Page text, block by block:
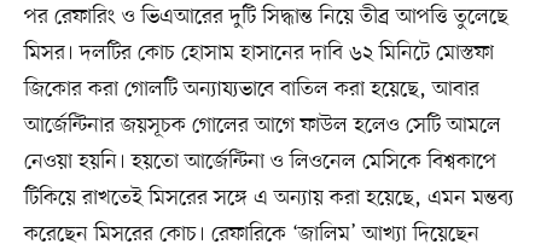
পর রেফারিং ও ভিএআরের দুটি সিদ্ধান্ত নিয়ে তীব্র আপত্তি তুলেছে
মিসর। দলটির কোচ হোসাম হাসানের দাবি ৬২ মিনিটে মোস্তফা
জিকোর করা গোলটি অন্যায্যভাবে বাতিল করা হয়েছে, আবার
আর্জেন্টিনার জয়সূচক গোলের আগে ফাউল হলেও সেটি আমলে
নেওয়া হয়নি। হয়তো আর্জেন্টিনা ও লিওনেল মেসিকে বিশ্বকাপে
টিকিয়ে রাখতেই মিসরের সঙ্গে এ অন্যায় করা হয়েছে, এমন মন্তব্য
করেছেন মিসরের কোচ। রেফারিকে ‘জালিম’ আখ্যা দিয়েছেন